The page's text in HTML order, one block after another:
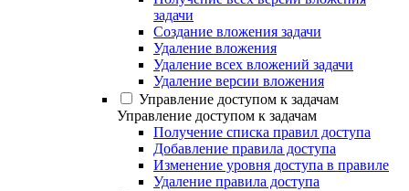
задачи
Создание вложения задачи
Удаление вложения
Удаление всех вложений задачи
Удаление версии вложения
Управление доступом к задачам
Управление доступом к задачам
Получение списка правил доступа
Добавление правила доступа
Изменение уровня доступа в правиле
Удаление правила доступа